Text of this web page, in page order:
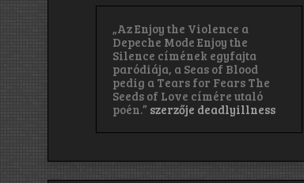
„Az Enjoy the Violence a
Depeche Mode Enjoy the
Silence címének egyfajta
paródiája, a Seas of Blood
pedig a Tears for Fears The
Seeds of Love címére utaló
poén.” szerzője deadlyillness